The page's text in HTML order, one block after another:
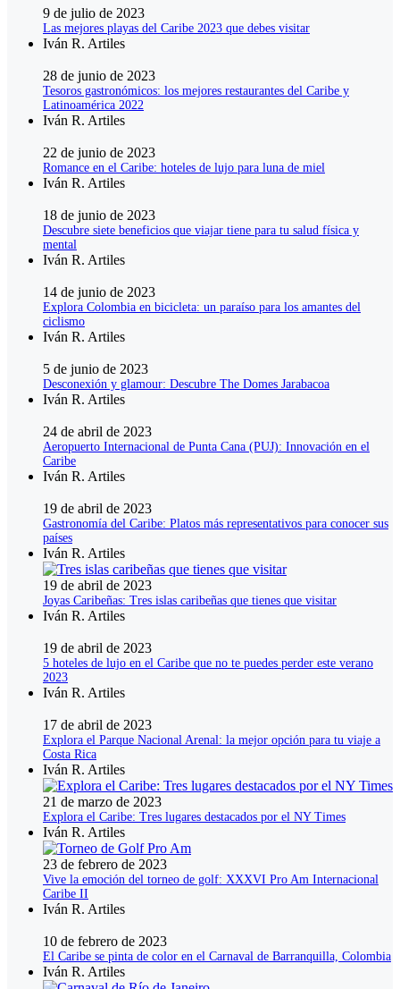
9 de julio de 2023
Las mejores playas del Caribe 2023 que debes visitar
Iván R. Artiles
28 de junio de 2023
Tesoros gastronómicos: los mejores restaurantes del Caribe y
Latinoamérica 2022
Iván R. Artiles
22 de junio de 2023
Romance en el Caribe: hoteles de lujo para luna de miel
Iván R. Artiles
18 de junio de 2023
Descubre siete beneficios que viajar tiene para tu salud física y
mental
Iván R. Artiles
14 de junio de 2023
Explora Colombia en bicicleta: un paraíso para los amantes del
ciclismo
Iván R. Artiles
5 de junio de 2023
Desconexión y glamour: Descubre The Domes Jarabacoa
Iván R. Artiles
24 de abril de 2023
Aeropuerto Internacional de Punta Cana (PUJ): Innovación en el
Caribe
Iván R. Artiles
19 de abril de 2023
Gastronomía del Caribe: Platos más representativos para conocer sus
países
Iván R. Artiles
19 de abril de 2023
Joyas Caribeñas: Tres islas caribeñas que tienes que visitar
Iván R. Artiles
19 de abril de 2023
5 hoteles de lujo en el Caribe que no te puedes perder este verano
2023
Iván R. Artiles
17 de abril de 2023
Explora el Parque Nacional Arenal: la mejor opción para tu viaje a
Costa Rica
Iván R. Artiles
21 de marzo de 2023
Explora el Caribe: Tres lugares destacados por el NY Times
Iván R. Artiles
23 de febrero de 2023
Vive la emoción del torneo de golf: XXXVI Pro Am Internacional
Caribe II
Iván R. Artiles
10 de febrero de 2023
El Caribe se pinta de color en el Carnaval de Barranquilla, Colombia
Iván R. Artiles